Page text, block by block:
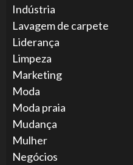
Indústria
Lavagem de carpete
Liderança
Limpeza
Marketing
Moda
Moda praia
Mudança
Mulher
Negócios